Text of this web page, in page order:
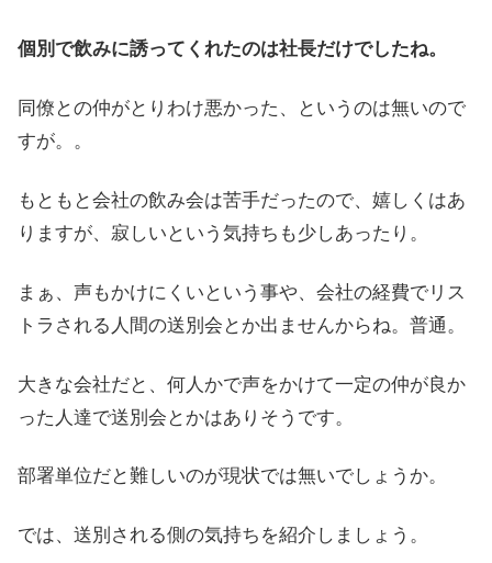
個別で飲みに誘ってくれたのは社長だけでしたね。
同僚との仲がとりわけ悪かった、というのは無いので
すが。。
もともと会社の飲み会は苦手だったので、嬉しくはあ
りますが、寂しいという気持ちも少しあったり。
まぁ、声もかけにくいという事や、会社の経費でリス
トラされる人間の送別会とか出ませんからね。普通。
大きな会社だと、何人かで声をかけて一定の仲が良か
った人達で送別会とかはありそうです。
部署単位だと難しいのが現状では無いでしょうか。
では、送別される側の気持ちを紹介しましょう。